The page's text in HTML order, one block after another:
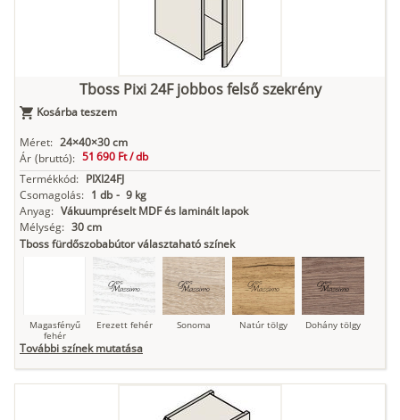
Nádzöld Füstös zöld
Tboss Pixi 24F jobbos felső szekrény
Kosárba teszem
Méret: 24×40×30 cm
Ár (bruttó): 51 690 Ft /db
Termékkód: PIXI24FJ
Csomagolás: 1 db - 9 kg
Anyag: Vákuumpréselt MDF és laminált lapok
Mélység: 30 cm
Tboss fürdőszobabútor választaható színek
Magasfényű
fehér
Erezett fehér Sonoma Natúr tölgy Dohány tölgy
Loft beton
Szupermatt
További színek mutatása